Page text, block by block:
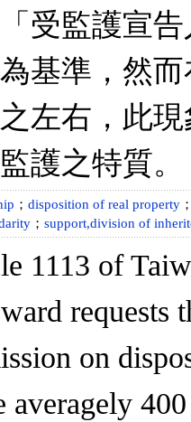
受監護宣
基準，然
左右，此
護之特質。
； disposition of real property
； support,division of
1113 of
requests
on
averagely